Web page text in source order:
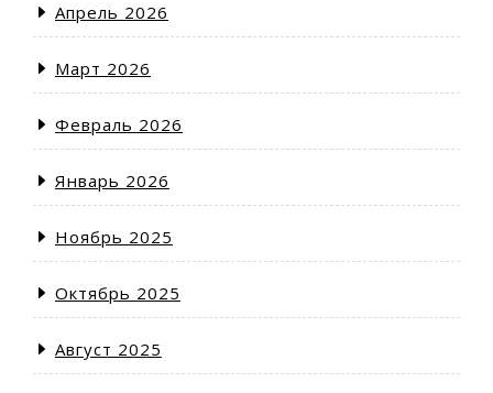
Апрель 2026
Март 2026
Февраль 2026
Январь 2026
Ноябрь 2025
Октябрь 2025
Август 2025